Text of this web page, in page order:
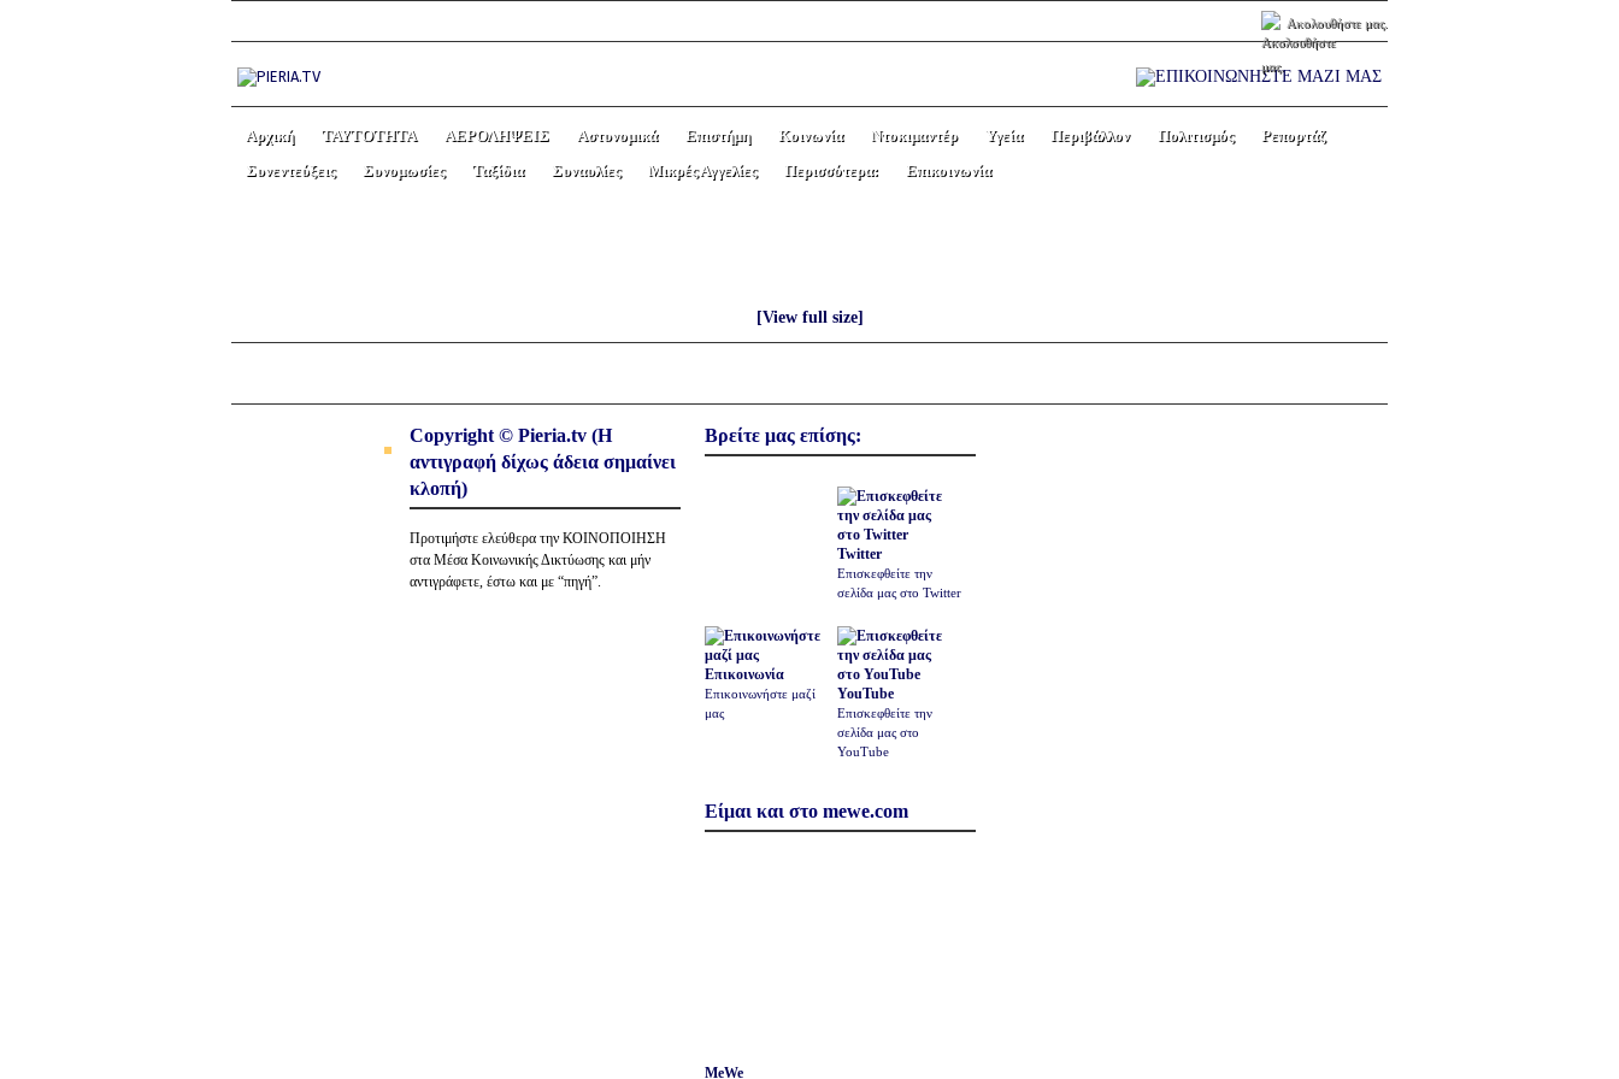
Ακολουθήστε μας.
Αρχική ΤΑΥΤΟΤΗΤΑ ΑΕΡΟΛΗΨΕΙΣ Αστυνομικά Επιστήμη Κοινωνία Ντοκιμαντέρ Υγεία Περιβάλλον Πολιτισμός
Ρεπορτάζ
Συνεντεύξεις
Συνομωσίες Ταξίδια Συναυλίες Μικρές Αγγελίες Περισσότερα: Επικοινωνία
[View full size]
Copyright © Pieria.tv (Η
αντιγραφή δίχως άδεια σημαίνει
κλοπή)
Προτιμήστε ελεύθερα την ΚΟΙΝΟΠΟΙΗΣΗ
στα Μέσα Κοινωνικής Δικτύωσης και μήν
αντιγράφετε, έστω και με “πηγή”.
Βρείτε μας επίσης:
Twitter
Επισκεφθείτε την
σελίδα μας στο Twitter
Επικοινωνία
Επικοινωνήστε μαζί
μας
YouTube
Επισκεφθείτε την
σελίδα μας στο
YouTube
Είμαι και στο mewe.com
MeWe